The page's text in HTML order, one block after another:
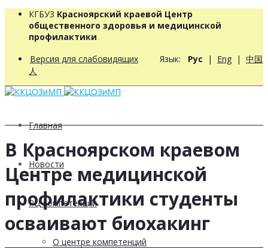
КГБУЗ Красноярский краевой Центр
общественного здоровья и медицинской
профилактики
Версия для слабовидящих Язык: Рус | Eng | 中国
人
Главная
Новости
РЦ компетенций
О центре компетенций
В Красноярском краевом
Центре медицинской
профилактики студенты
осваивают биохакинг